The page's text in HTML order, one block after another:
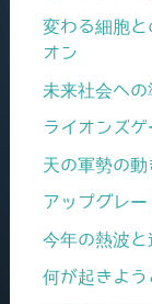
変わる細胞
オン
未来社会へ
ライオンズゲ
天の軍勢の
アップグレ
今年の熱波
何が起きよ